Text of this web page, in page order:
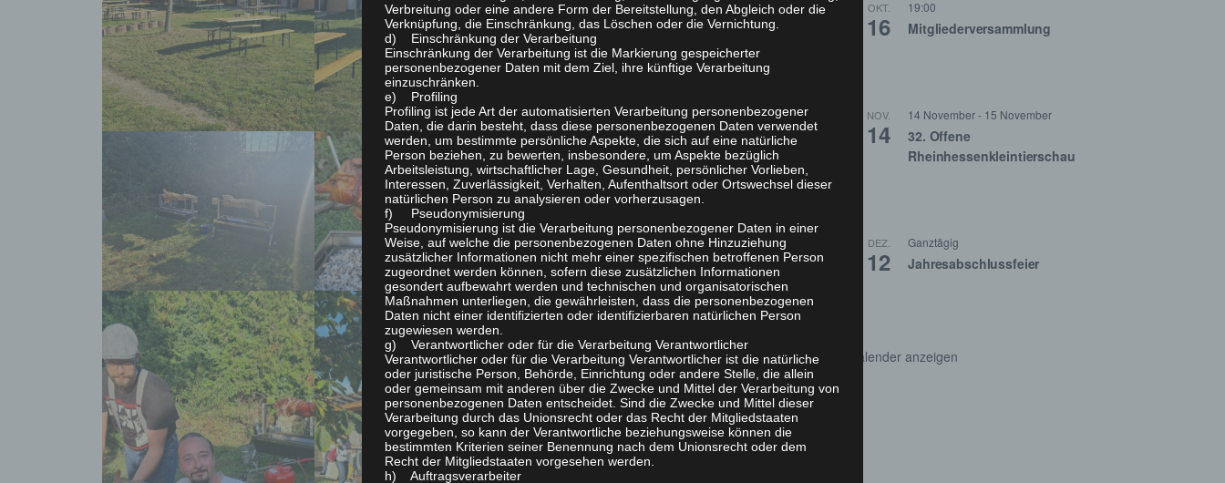
OKT.
16
19:00
Mitgliederversammlung
NOV.
14
14 November- 15 November
32. Offene
Rheinhessenkleintierschau
DEZ.
12
Ganztägig
Jahresabschlussfeier
Kalender anzeigen
Verbreitung oder eine andere Form der Bereitstellung, den Abgleich oder die
Verknüpfung, die Einschränkung, das Löschen oder die Vernichtung.
d) Einschränkung der Verarbeitung
Einschränkung der Verarbeitung ist die Markierung gespeicherter
personenbezogener Daten mit dem Ziel, ihre künftige Verarbeitung
einzuschränken.
e) Profiling
Profiling ist jede Art der automatisierten Verarbeitung personenbezogener
Daten, die darin besteht, dass diese personenbezogenen Daten verwendet
werden, um bestimmte persönliche Aspekte, die sich auf eine natürliche
Person beziehen, zu bewerten, insbesondere, um Aspekte bezüglich
Arbeitsleistung, wirtschaftlicher Lage, Gesundheit, persönlicher Vorlieben,
Interessen, Zuverlässigkeit, Verhalten, Aufenthaltsort oder Ortswechsel dieser
natürlichen Person zu analysieren oder vorherzusagen.
f) Pseudonymisierung
Pseudonymisierung ist die Verarbeitung personenbezogener Daten in einer
Weise, auf welche die personenbezogenen Daten ohne Hinzuziehung
zusätzlicher Informationen nicht mehr einer spezifischen betroffenen Person
zugeordnet werden können, sofern diese zusätzlichen Informationen
gesondert aufbewahrt werden und technischen und organisatorischen
Maßnahmen unterliegen, die gewährleisten, dass die personenbezogenen
Daten nicht einer identifizierten oder identifizierbaren natürlichen Person
zugewiesen werden.
g) Verantwortlicher oder für die Verarbeitung Verantwortlicher
Verantwortlicher oder für die Verarbeitung Verantwortlicher ist die natürliche
oder juristische Person, Behörde, Einrichtung oder andere Stelle, die allein
oder gemeinsam mit anderen über die Zwecke und Mittel der Verarbeitung von
personenbezogenen Daten entscheidet. Sind die Zwecke und Mittel dieser
Verarbeitung durch das Unionsrecht oder das Recht der Mitgliedstaaten
vorgegeben, so kann der Verantwortliche beziehungsweise können die
bestimmten Kriterien seiner Benennung nach dem Unionsrecht oder dem
Recht der Mitgliedstaaten vorgesehen werden.
h) Auftragsverarbeiter